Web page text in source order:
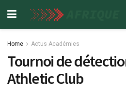
Home Actus Académies
Tournoi de
Athletic Club